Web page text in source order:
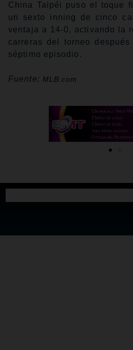
China Taipéi puso el toque
un sexto inning de cinco
ventaja a 14-0, activando la
carreras del torneo
séptimo episodio.
Fuente: MLB.com